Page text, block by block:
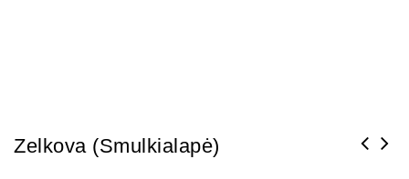
Zelkova (smulkialapė)